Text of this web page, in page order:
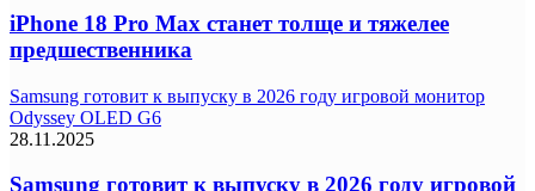
iPhone 18 Pro Max станет толще и тяжелее
предшественника
Samsung готовит к выпуску в 2026 году игровой монитор
Odyssey OLED G6
28.11.2025
Samsung готовит к выпуску в 2026 году игровой